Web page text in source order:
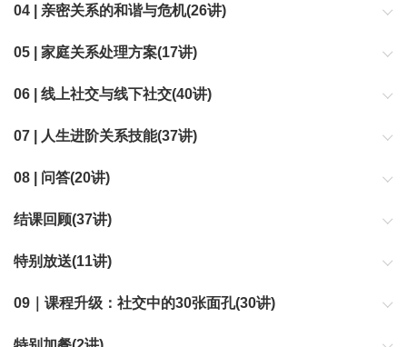
04 | 亲密关系的和谐与危机(26讲)
05 | 家庭关系处理方案(17讲)
06 | 线上社交与线下社交(40讲)
07 | 人生进阶关系技能(37讲)
你已经了解了前6章的基本关系，可以进入本章的高阶关系技能，希
望你可以越战越强。
08 | 问答(20讲)
结课回顾(37讲)
特别放送(11讲)
09｜课程升级：社交中的30张面孔(30讲)
帮你认出看似正常，其实凶险的脸；对抗那些难对付、惹人生厌的